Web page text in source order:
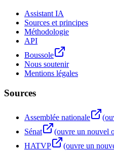
Assistant IA
Sources et principes
Méthodologie
API
Boussole
Nous soutenir
Mentions légales
Sources
Assemblée nationale
Sénat
(ouvre un nouvel
HATVP
(ouvre un